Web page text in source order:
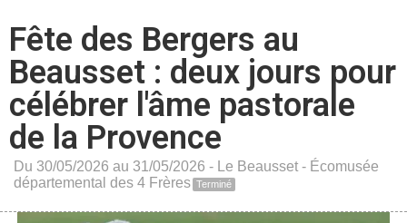
Fête des Bergers au
Beausset : deux jours pour
célébrer l'âme pastorale
de la Provence
Du 30/05/2026 au 31/05/2026 - Le Beausset - Écomusée
départemental des 4 Frères Terminé